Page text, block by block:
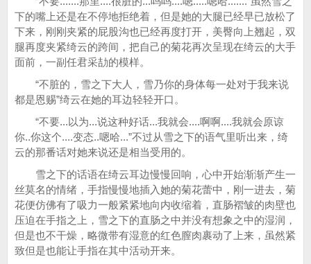
下的嘴上还是在不停地拒绝着，但是她的大腿已经早已放松了
下来，刚刚夹紧的屁股沟也已经再度打开，美臀向上翘起，双
腿再度夹紧绮云的跨间，把自己的菊花再次呈现在绮云的大手
面前，一副任君采劼的模样。
“不脏的，雪之下大人，雪乃你的身体每一处对于我来说
都是恩赐”绮云在她的耳边轻轻开口。
“不要...以为...说这种好话...我就会....啊啊....我就会原谅
你..你这个....变态..嗯哈...”不过从雪之下的语气里听出来，绮
云的那番话对她来说还是相当受用的。
雪之下的话语在绮云耳边慢慢回响，心中开始渐渐产生一
丝莫名的情绪，手指慢慢地插入她的菊花蕾中，刚一进去，菊
花便仿佛有了吸力一般紧紧地向内收缩着，直肠褶皱的肉壁也
压迫在手指之上，雪之下的直肠之中并没有想象之中的湿润，
但是也不干燥，略微带有湿意的红色膣肉裹动了上来，虽然紧
致但是也能让手指在其中活动开来。